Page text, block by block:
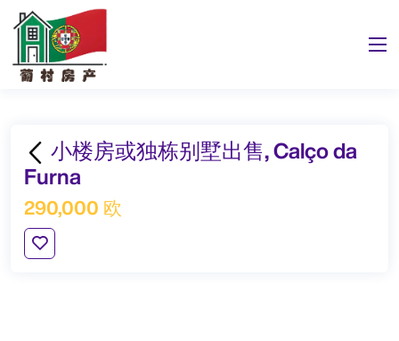
小楼房或独栋别墅出售, Calço da
Furna
290,000 欧